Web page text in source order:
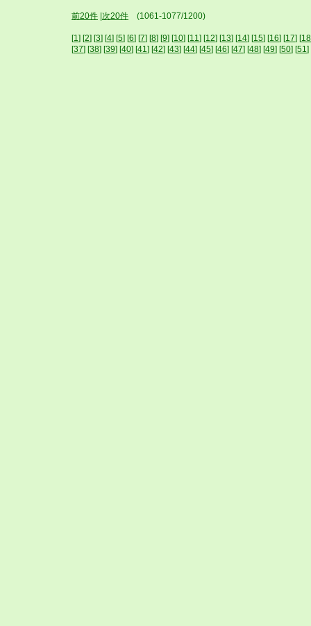
前20件 次20件 (1061-1077/1200)
[1] [2] [3] [4] [5] [6] [7] [8] [9] [10] [11] [12] [13] [14] [15] [16] [17] [18
[37] [38] [39] [40] [41] [42] [43] [44] [45] [46] [47] [48] [49] [50] [51]